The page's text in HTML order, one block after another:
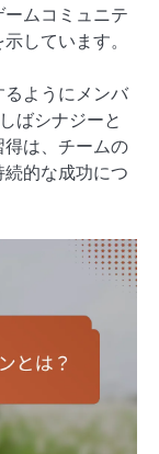
ムコミュニテ
しています。
ようにメンバ
ばシナジーと
は、チームの
的な成功につ